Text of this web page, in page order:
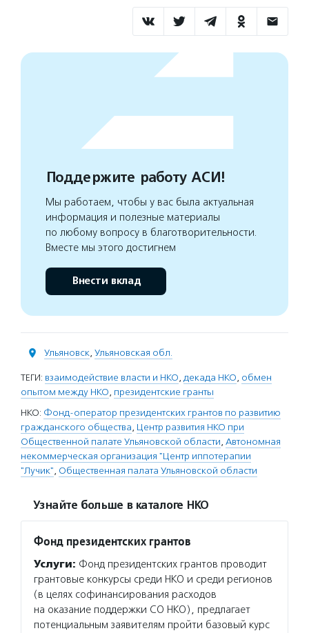
Поддержите работу АСИ!
Мы работаем, чтобы у вас была актуальная
информация и полезные материалы
по любому вопросу в благотворительности.
Вместе мы этого достигнем
Внести вклад
Ульяновск, Ульяновская обл.
ТЕГИ: взаимодействие власти и НКО, декада НКО, обмен
опытом между НКО, президентские гранты
НКО: Фонд-оператор президентских грантов по развитию
гражданского общества, Центр развития НКО при
Общественной палате Ульяновской области, Автономная
некоммерческая организация "Центр иппотерапии
"Лучик", Общественная палата Ульяновской области
Узнайте больше в каталоге НКО
Фонд президентских грантов
Услуги: Фонд президентских грантов проводит
грантовые конкурсы среди НКО и среди регионов
(в целях софинансирования расходов
на оказание поддержки СО НКО), предлагает
потенциальным заявителям пройти базовый курс